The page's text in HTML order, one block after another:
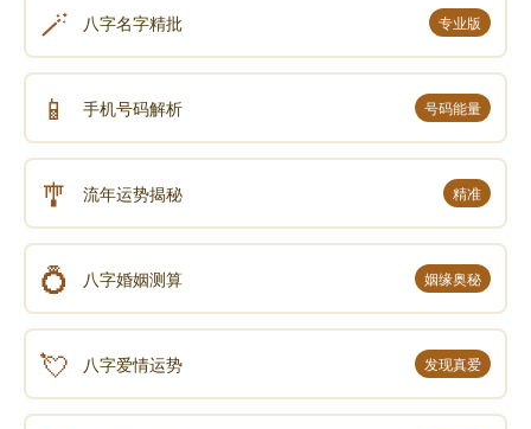
🪄 八字名字精批 专业版
📱 手机号码解析 号码能量
🎐 流年运势揭秘 精准
💍 八字婚姻测算 姻缘奥秘
💘 八字爱情运势 发现真爱